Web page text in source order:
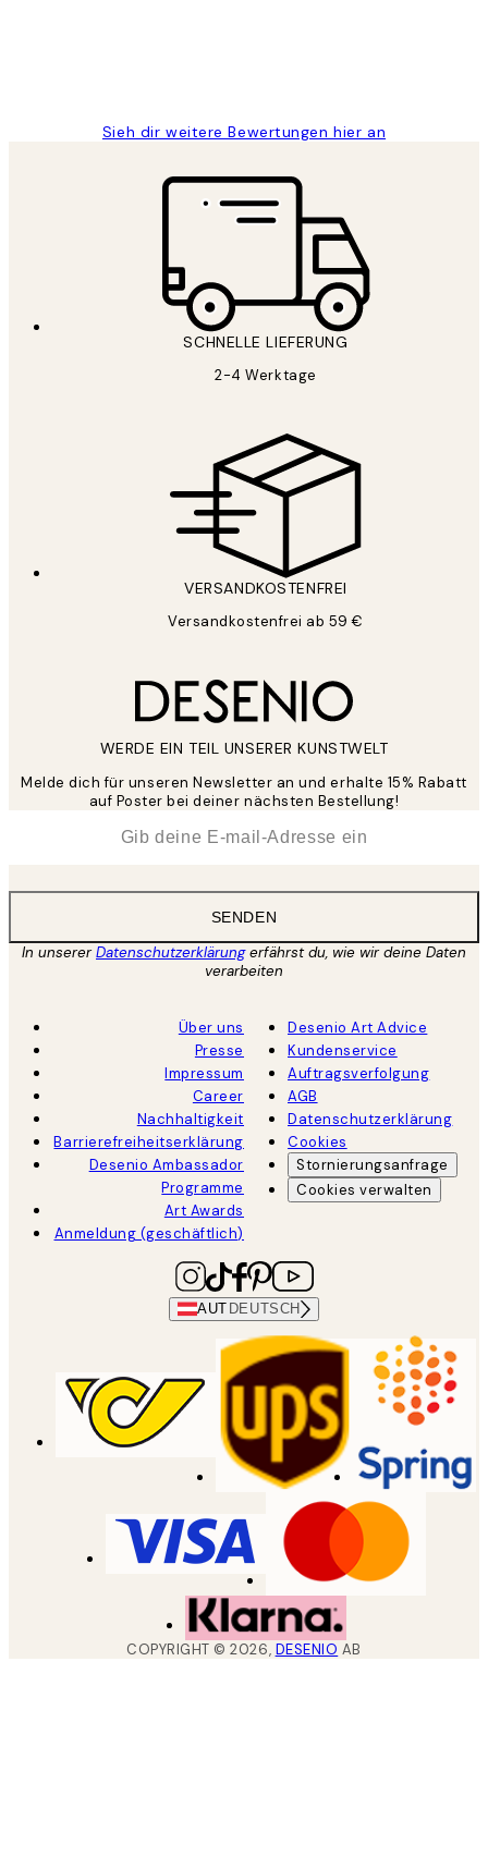
Sieh dir weitere Bewertungen hier an
SCHNELLE LIEFERUNG
2-4 Werktage
VERSANDKOSTENFREI
Versandkostenfrei ab 59 €
WERDE EIN TEIL UNSERER KUNSTWELT
Melde dich für unseren Newsletter an und erhalte 15% Rabatt
auf Poster bei deiner nächsten Bestellung!
SENDEN
In unsererDatenschutzerklärungerfährst du, wie wir deine Daten
verarbeiten
Über uns
Presse
Impressum
Career
Nachhaltigkeit
Barrierefreiheitserklärung
Desenio Ambassador
Programme
Art Awards
Anmeldung (geschäftlich)
Desenio Art Advice
Kundenservice
Auftragsverfolgung
AGB
Datenschutzerklärung
Cookies
Stornierungsanfrage
Cookies verwalten
AUT DEUTSCH
COPYRIGHT ©2026, DESENIO AB